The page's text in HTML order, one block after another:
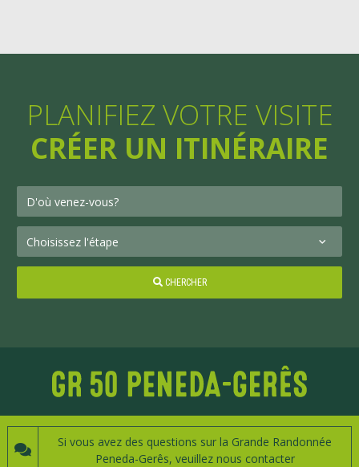
PLANIFIEZ VOTRE VISITE
CRÉER UN ITINÉRAIRE
CHERCHER
Si vous avez des questions sur la Grande Randonnée
Peneda-Gerês, veuillez nous contacter